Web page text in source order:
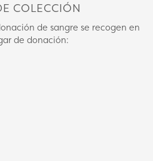
COLECCIÓN
de sangre se recogen en
de donación: